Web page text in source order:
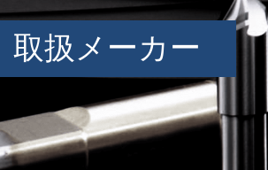
取扱メーカー